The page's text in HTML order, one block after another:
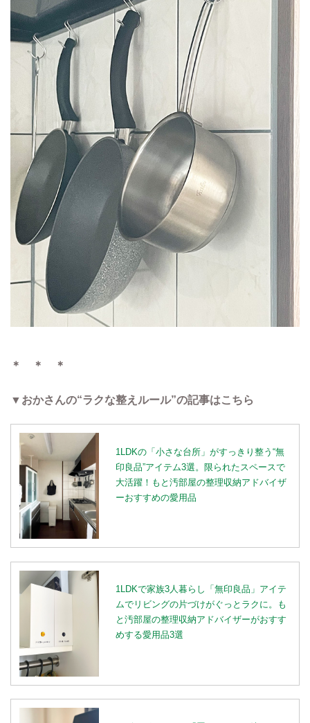
＊ ＊ ＊
▼おかさんの“ラクな整えルール”の記事はこちら
1LDKの「小さな台所」がすっきり整う“無
印良品”アイテム3選。限られたスペースで
大活躍！もと汚部屋の整理収納アドバイザ
ーおすすめの愛用品
1LDKで家族3人暮らし「無印良品」アイテ
ムでリビングの片づけがぐっとラクに。も
と汚部屋の整理収納アドバイザーがおすす
めする愛用品3選